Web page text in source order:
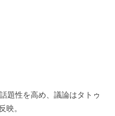
題性を高め、議論はタトゥ
映。